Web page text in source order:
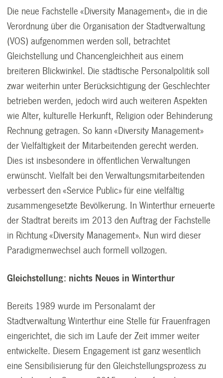
Die neue Fachstelle «Diversity Management», die in die
Verordnung über die Organisation der Stadtverwaltung
(VOS) aufgenommen werden soll, betrachtet
Gleichstellung und Chancengleichheit aus einem
breiteren Blickwinkel. Die städtische Personalpolitik soll
zwar weiterhin unter Berücksichtigung der Geschlechter
betrieben werden, jedoch wird auch weiteren Aspekten
wie Alter, kulturelle Herkunft, Religion oder Behinderung
Rechnung getragen. So kann «Diversity Management»
der Vielfältigkeit der Mitarbeitenden gerecht werden.
Dies ist insbesondere in öffentlichen Verwaltungen
erwünscht. Vielfalt bei den Verwaltungsmitarbeitenden
verbessert den «Service Public» für eine vielfältig
zusammengesetzte Bevölkerung. In Winterthur erneuerte
der Stadtrat bereits im 2013 den Auftrag der Fachstelle
in Richtung «Diversity Management». Nun wird dieser
Paradigmenwechsel auch formell vollzogen.
Gleichstellung: nichts Neues in Winterthur
Bereits 1989 wurde im Personalamt der
Stadtverwaltung Winterthur eine Stelle für Frauenfragen
eingerichtet, die sich im Laufe der Zeit immer weiter
entwickelte. Diesem Engagement ist ganz wesentlich
eine Sensibilisierung für den Gleichstellungsprozess zu